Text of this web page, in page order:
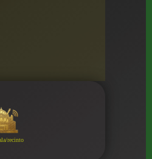
recinto